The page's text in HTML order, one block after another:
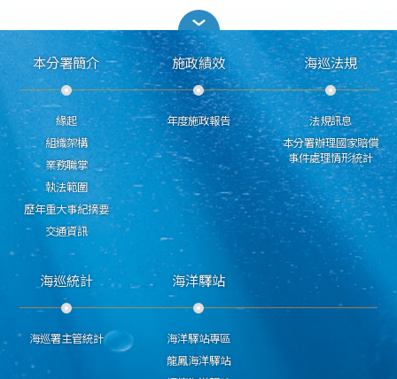
本分署簡介
緣起
組織架構
業務職掌
執法範圍
歷年重大事紀摘要
交通資訊
施政績效
年度施政報告
海巡法規
法規訊息
本分署辦理國家賠償
事件處理情形統計
海巡統計
海巡署主管統計
海洋驛站
海洋驛站專區
龍鳳海洋驛站